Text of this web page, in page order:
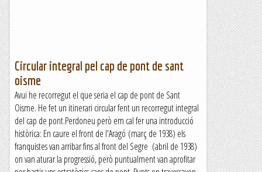
Circular integral pel cap de pont de sant
oisme
Avui he recorregut el que seria el cap de pont de Sant
Oisme. He fet un itinerari circular fent un recorregut integral
del cap de pont.Perdoneu però em cal fer una introducció
històrica: En caure el front de l'Aragó (març de 1938) els
franquistes van arribar fins al front del Segre (abril de 1938)
on van aturar la progressió, però puntualment van aprofitar